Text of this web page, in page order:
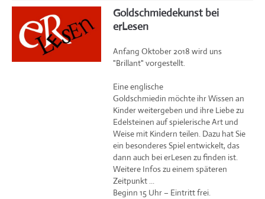
Goldschmiedekunst bei
erLesen
Anfang Oktober 2018 wird uns
"Brillant" vorgestellt.
Eine englische
Goldschmiedin möchte ihr Wissen an
Kinder weitergeben und ihre Liebe zu
Edelsteinen auf spielerische Art und
Weise mit Kindern teilen. Dazu hat Sie
ein besonderes Spiel entwickelt, das
dann auch bei erLesen zu finden ist.
Weitere Infos zu einem späteren
Zeitpunkt ...
Beginn 15 Uhr – Eintritt frei.